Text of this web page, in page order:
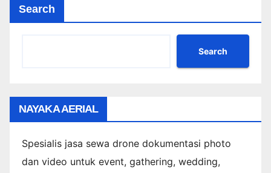
Search
Search
NAYAKA AERIAL
Spesialis jasa sewa drone dokumentasi photo
dan video untuk event, gathering, wedding,